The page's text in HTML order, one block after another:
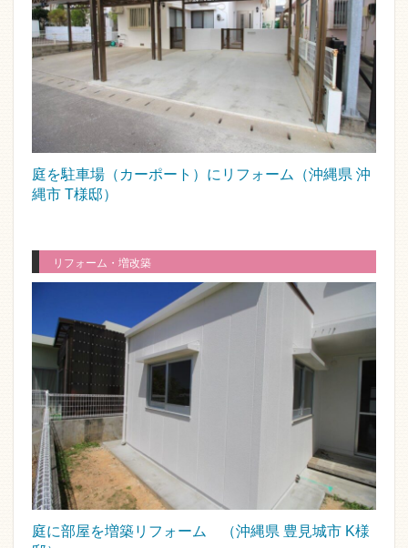
庭を駐車場（カーポート）にリフォーム（沖縄県 沖
縄市 T様邸）
リフォーム・増改築
庭に部屋を増築リフォーム （沖縄県 豊見城市 K様